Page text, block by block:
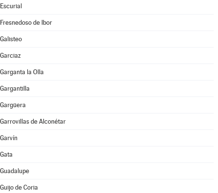
Escurial
Fresnedoso de Ibor
Galisteo
Garciaz
Garganta la Olla
Gargantilla
Gargüera
Garrovillas de Alconétar
Garvín
Gata
Guadalupe
Guijo de Coria